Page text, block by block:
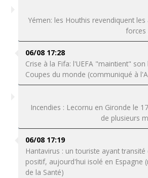
Yémen: les Houthis revendiquent
forces
06/08 17:28
Crise à la Fifa: l'UEFA "maintient"
Coupes du monde (communiqué à
Incendies : Lecornu en Gironde le
de plusieurs
06/08 17:19
Hantavirus : un touriste ayant transité
positif, aujourd'hui isolé en Espagne
de la Santé)